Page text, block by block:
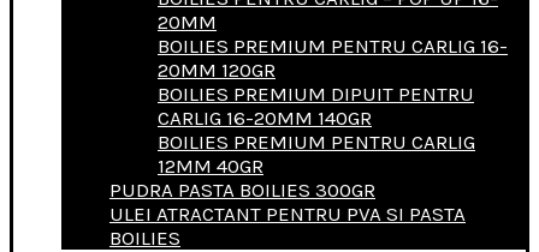
20MM
BOILIES PREMIUM PENTRU CARLIG 16-
20MM 120GR
BOILIES PREMIUM DIPUIT PENTRU
CARLIG 16-20MM 140GR
BOILIES PREMIUM PENTRU CARLIG
12MM 40GR
PUDRA PASTA BOILIES 300GR
ULEI ATRACTANT PENTRU PVA SI PASTA
BOILIES